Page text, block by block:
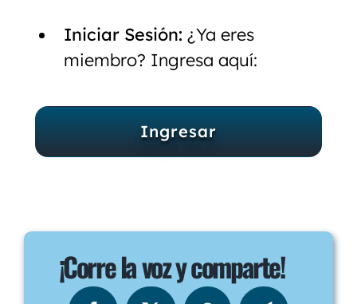
Iniciar Sesión: ¿Ya eres
miembro? Ingresa aquí:
Ingresar
¡Corre la voz y comparte!